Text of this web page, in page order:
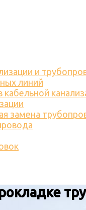
и
линий
замена